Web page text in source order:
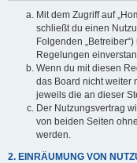
Mit dem Zugriff auf
schließt du einen
Folgenden
Regelungen
Wenn du mit diesen
das Board nicht weiter
jeweils die an dieser
Der Nutzungsvertrag
von beiden Seiten
werden.
2. EINRÄUMUNG VON